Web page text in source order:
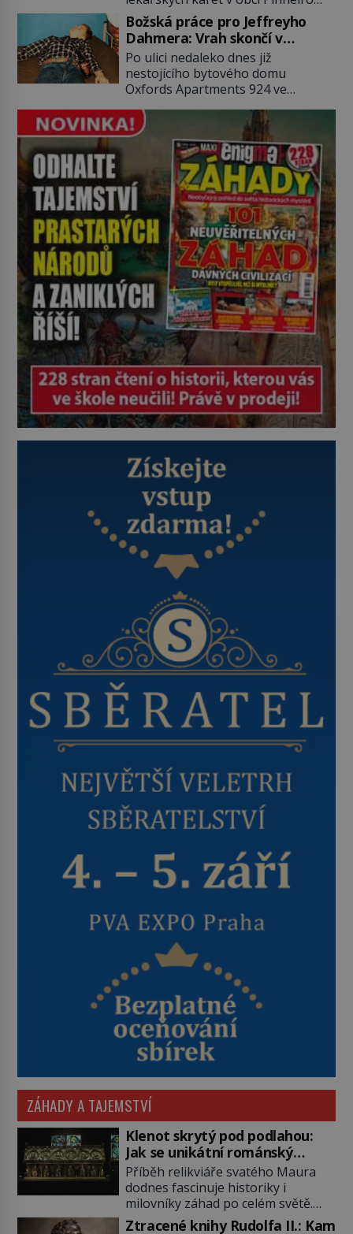
ukáže pravda, propukne jeden z
největších honů na zloděje v […]
ležící asi 20 kilometrů od farmy s
podivínským majitelem. Něco tu
nesedí. Ledaže… Ledaže by ta
mladá dívka z farmy byla ne
manželkou, ale dcerou – a všechny
ty děti byly zplozené v incestu. Na
sociálním odboru jednoho z […]
Božská práce pro Jeffreyho
Dahmera: Vrah skončí v
tratolišti krve ve vězeňských
umývárnách
Po ulici nedaleko dnes již
nestojícího bytového domu
Oxfords Apartments 924 ve
potácí zcela zmatený 14letý
Konerak Sinthasomphone. Když ho
zastaví policejní hlídka, ochable jí
nadiktuje adresu „jeho kamaráda“.
Strážníci ho dopraví zpět do
udaného bytu. Oním „kamarádem“
je ovšem jeden z nejslavnějších
vrahů, Jeffrey Dahmer (1960–1994).
Je 27. května 1991. […]
ZÁHADY A TAJEMSTVÍ
Klenot skrytý pod podlahou:
Jak se unikátní románský
poklad dostal do zapadlého
Bečova?
Příběh relikviáře svatého Maura
dodnes fascinuje historiky i
milovníky záhad po celém světě.
Tato románská zlatnická památka
Ztracené knihy Rudolfa II.: Kam